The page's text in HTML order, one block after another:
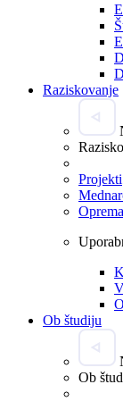
Raziskovanje
Projekti
Oprema
Ob študiju
Ob